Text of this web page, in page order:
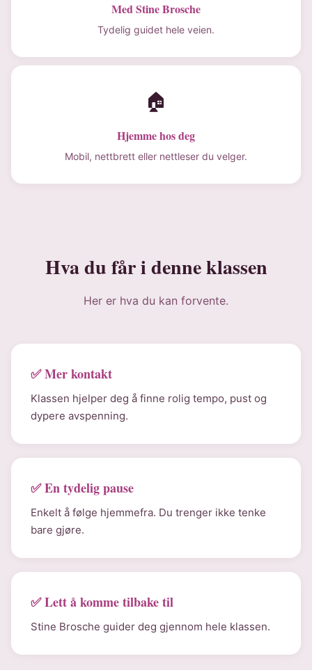
Med Stine Brosche
Tydelig guidet hele veien.
🏠
Hjemme hos deg
Mobil, nettbrett eller nettleser du velger.
Hva du får i denne klassen
Her er hva du kan forvente.
✅ Mer kontakt
Klassen hjelper deg å finne rolig tempo, pust og
dypere avspenning.
✅ En tydelig pause
Enkelt å følge hjemmefra. Du trenger ikke tenke
bare gjøre.
✅ Lett å komme tilbake til
Stine Brosche guider deg gjennom hele klassen.